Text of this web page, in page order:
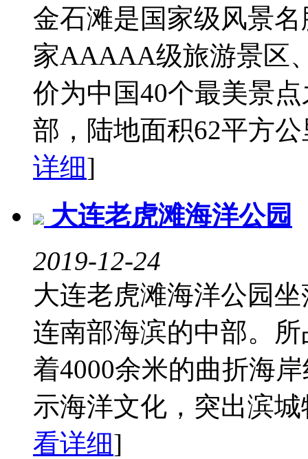
金石滩是国家级风景
家AAAAA级旅游景区
价为中国40个最美景
部，陆地面积62平方
详细]
大连老虎滩海洋公园
2019-12-24
大连老虎滩海洋公园
连南部海滨的中部。
着4000余米的曲折海
示海洋文化，突出滨
看详细]